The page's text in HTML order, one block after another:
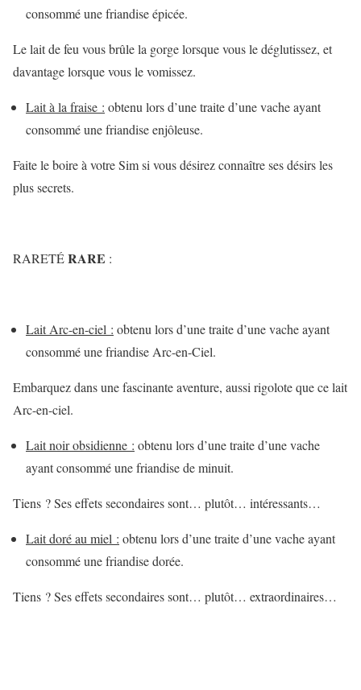
consommé une friandise épicée.
Le lait de feu vous brûle la gorge lorsque vous le déglutissez, et
davantage lorsque vous le vomissez.
Lait à la fraise : obtenu lors d’une traite d’une vache ayant
consommé une friandise enjôleuse.
Faite le boire à votre Sim si vous désirez connaître ses désirs les
plus secrets.
RARETÉRARE :
Lait Arc-en-ciel : obtenu lors d’une traite d’une vache ayant
consommé une friandise Arc-en-Ciel.
Embarquez dans une fascinante aventure, aussi rigolote que ce lait
Arc-en-ciel.
Lait noir obsidienne : obtenu lors d’une traite d’une vache
ayant consommé une friandise de minuit.
Tiens ? Ses effets secondaires sont… plutôt… intéressants…
Lait doré au miel : obtenu lors d’une traite d’une vache ayant
consommé une friandise dorée.
Tiens ? Ses effets secondaires sont… plutôt… extraordinaires…